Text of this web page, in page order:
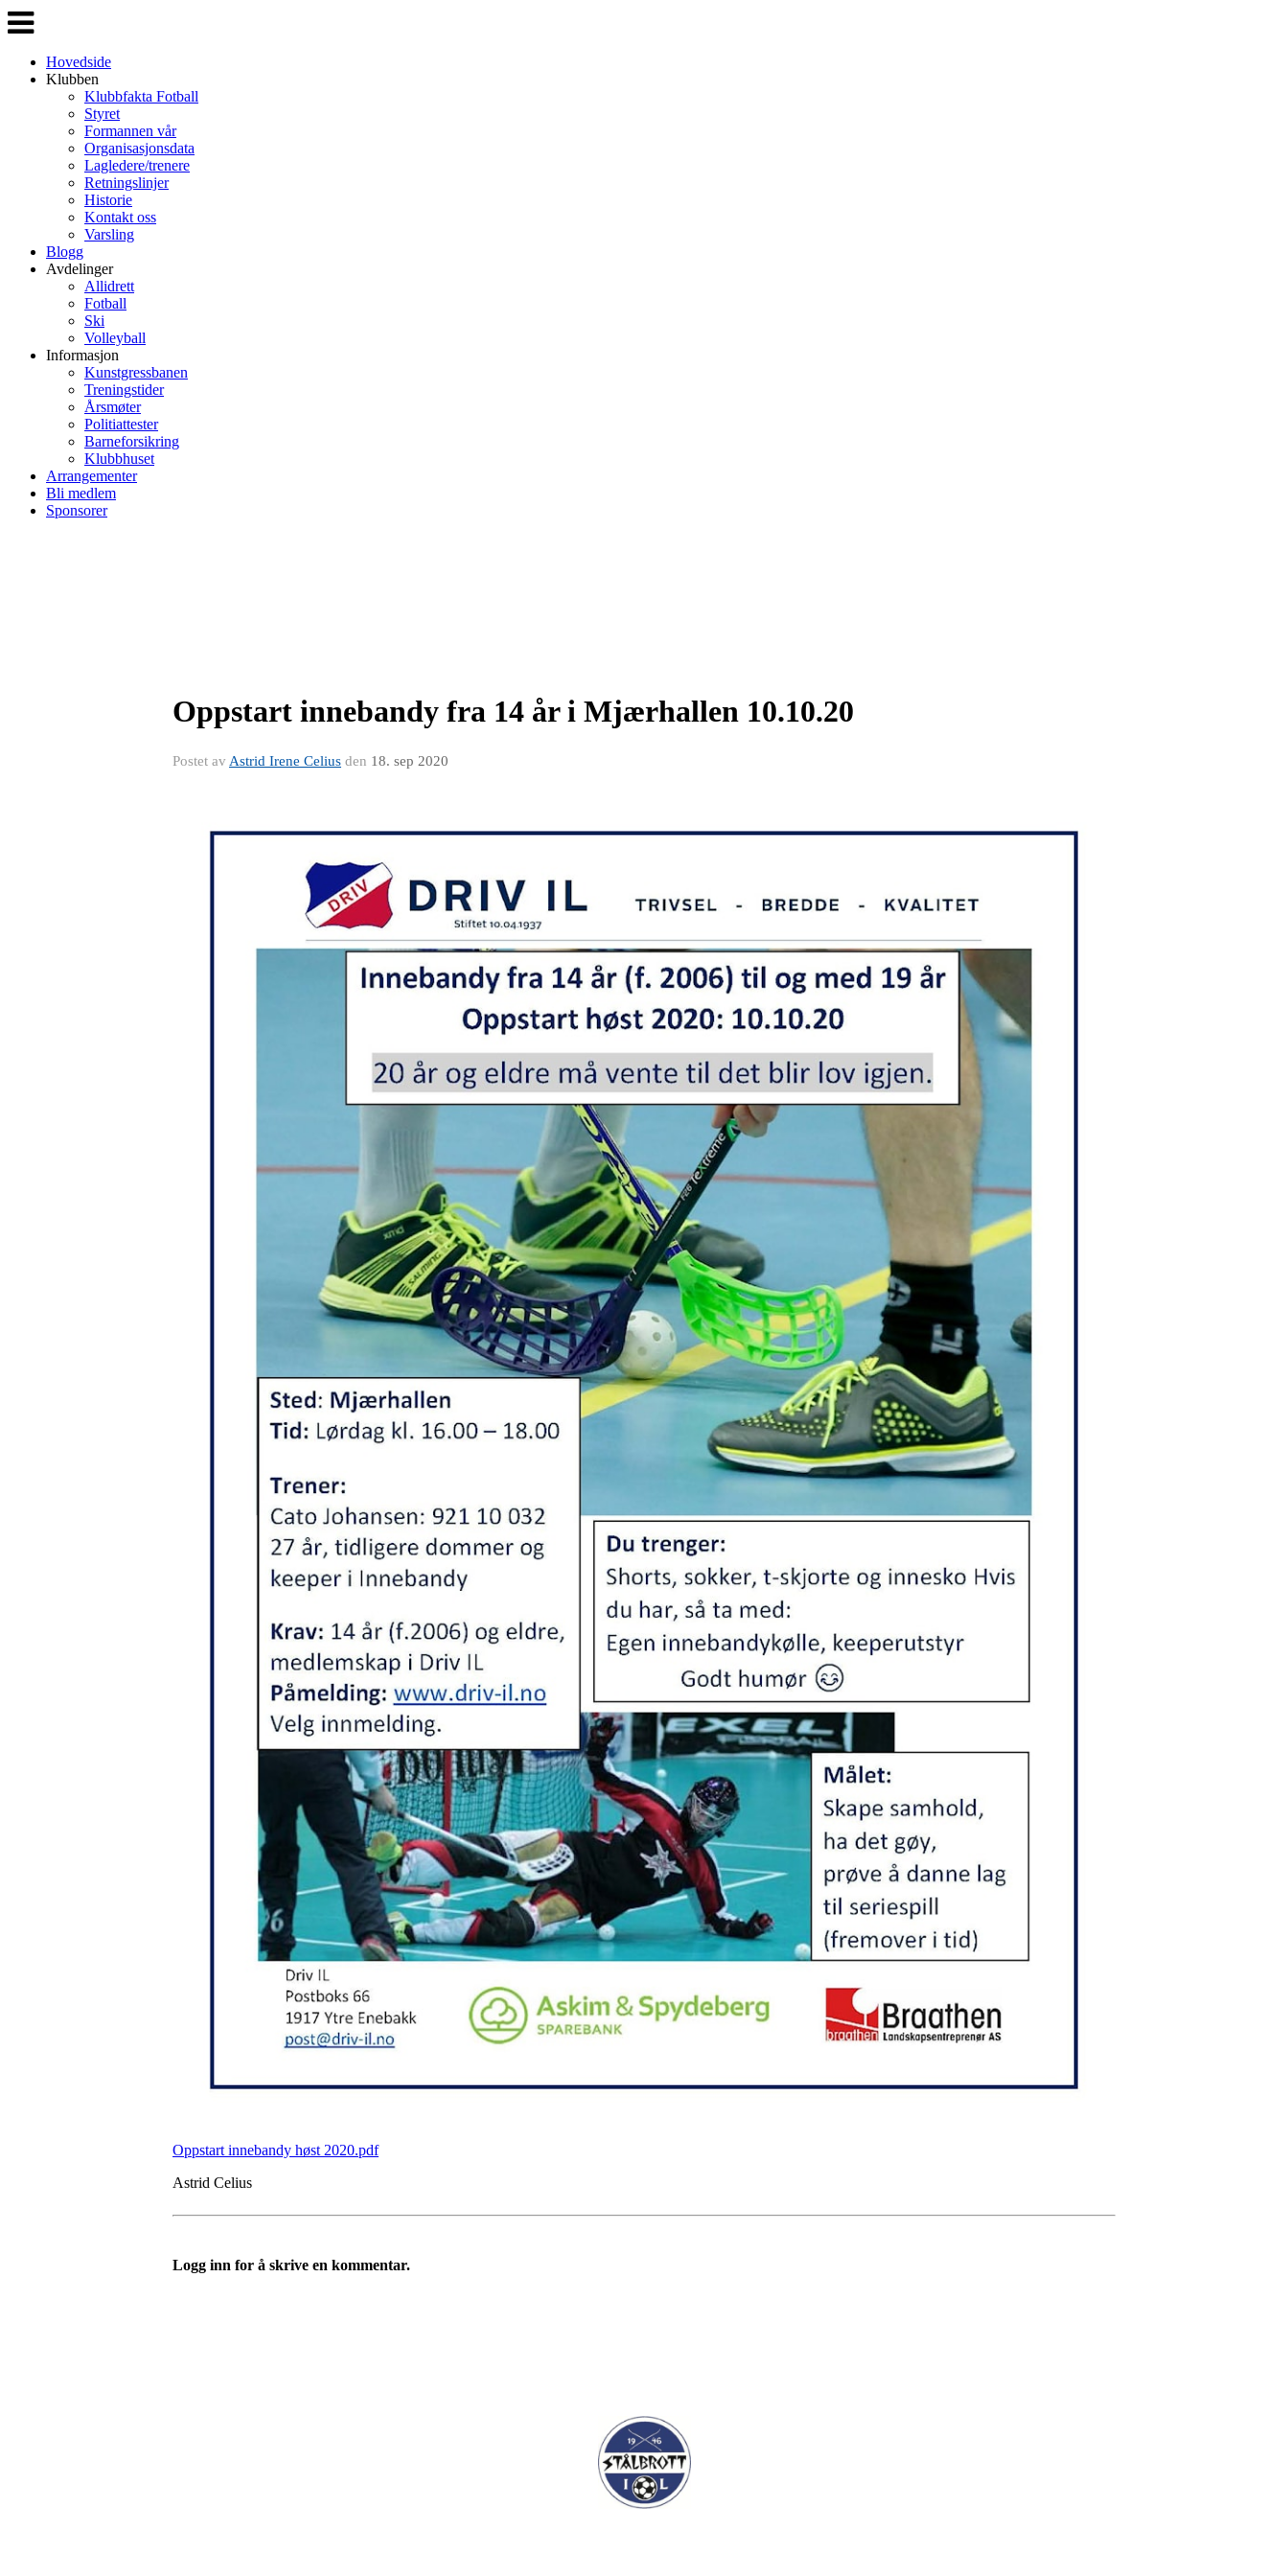
Veksle
navigasjon
Hovedside
Klubben
Klubbfakta Fotball
Styret
Formannen vår
Organisasjonsdata
Lagledere/trenere
Retningslinjer
Historie
Kontakt oss
Varsling
Blogg
Avdelinger
Allidrett
Fotball
Ski
Volleyball
Informasjon
Kunstgressbanen
Treningstider
Årsmøter
Politiattester
Barneforsikring
Klubbhuset
Arrangementer
Bli medlem
Sponsorer
Oppstart innebandy fra 14 år i Mjærhallen 10.10.20
Postet av Astrid Irene Celius den 18. sep 2020
Oppstart innebandy høst 2020.pdf
Astrid Celius
Logg inn for å skrive en kommentar.